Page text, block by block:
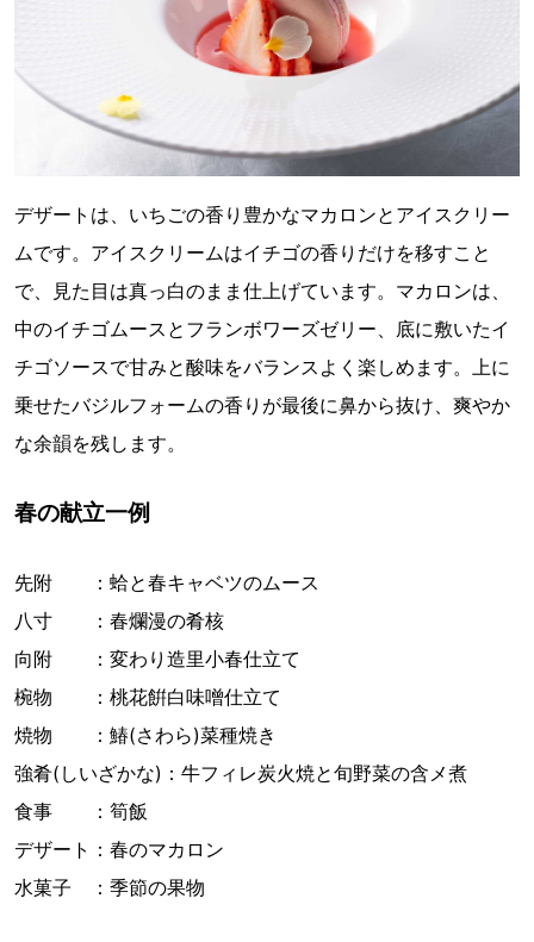
デザートは、いちごの香り豊かなマカロンとアイスクリー
ムです。アイスクリームはイチゴの香りだけを移すこと
で、見た目は真っ白のまま仕上げています。マカロンは、
中のイチゴムースとフランボワーズゼリー、底に敷いたイ
チゴソースで甘みと酸味をバランスよく楽しめます。上に
乗せたバジルフォームの香りが最後に鼻から抜け、爽やか
な余韻を残します。
春の献立一例
先附 ：蛤と春キャベツのムース
八寸 ：春爛漫の肴核
向附 ：変わり造里小春仕立て
椀物 ：桃花餠白味噌仕立て
焼物 ：鰆(さわら)菜種焼き
強肴(しいざかな)：牛フィレ炭火焼と旬野菜の含メ煮
食事 ：筍飯
デザート：春のマカロン
水菓子 ：季節の果物